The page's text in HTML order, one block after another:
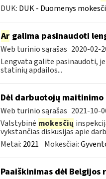
DUK: DUK - Duomenys
Argalima pasinaudoti
Web turinio sąrašas 2020-02-
Lengvata galite pasinaudoti,
statinių apdailos...
Dėl darbuotojų maitinimo
Web turinio sąrašas 2021-10-
Valstybinė mokesčių
vykstančias diskusijas apie
Metai: 2021 Mokesčiai:
Paaiškinimas dėl